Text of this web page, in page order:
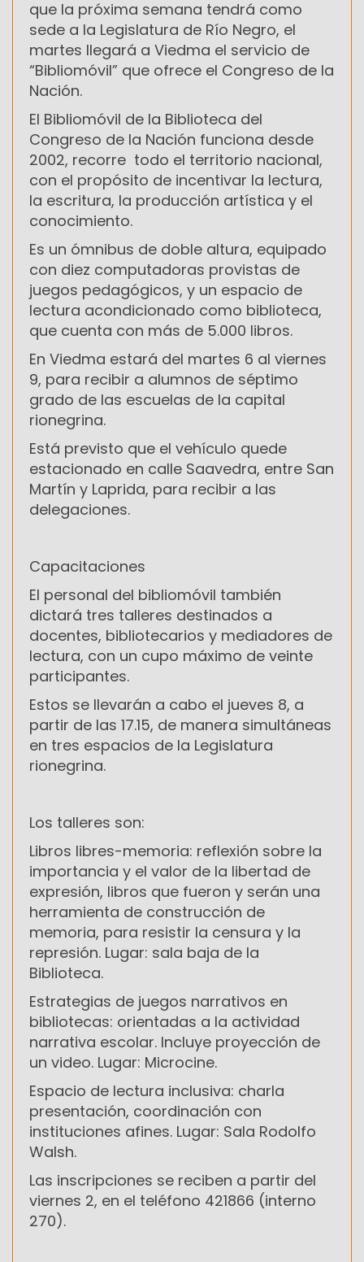
que la próxima semana tendrá como
sede a la Legislatura de Río Negro, el
martes llegará a Viedma el servicio de
“Bibliomóvil” que ofrece el Congreso de la
Nación.
El Bibliomóvil de la Biblioteca del
Congreso de la Nación funciona desde
2002, recorre todo el territorio nacional,
con el propósito de incentivar la lectura,
la escritura, la producción artística y el
conocimiento.
Es un ómnibus de doble altura, equipado
con diez computadoras provistas de
juegos pedagógicos, y un espacio de
lectura acondicionado como biblioteca,
que cuenta con más de 5.000 libros.
En Viedma estará del martes 6 al viernes
9, para recibir a alumnos de séptimo
grado de las escuelas de la capital
rionegrina.
Está previsto que el vehículo quede
estacionado en calle Saavedra, entre San
Martín y Laprida, para recibir a las
delegaciones.
Capacitaciones
El personal del bibliomóvil también
dictará tres talleres destinados a
docentes, bibliotecarios y mediadores de
lectura, con un cupo máximo de veinte
participantes.
Estos se llevarán a cabo el jueves 8, a
partir de las 17.15, de manera simultáneas
en tres espacios de la Legislatura
rionegrina.
Los talleres son:
Libros libres-memoria: reflexión sobre la
importancia y el valor de la libertad de
expresión, libros que fueron y serán una
herramienta de construcción de
memoria, para resistir la censura y la
represión. Lugar: sala baja de la
Biblioteca.
Estrategias de juegos narrativos en
bibliotecas: orientadas a la actividad
narrativa escolar. Incluye proyección de
un video. Lugar: Microcine.
Espacio de lectura inclusiva: charla
presentación, coordinación con
instituciones afines. Lugar: Sala Rodolfo
Walsh.
Las inscripciones se reciben a partir del
viernes 2, en el teléfono 421866 (interno
270).